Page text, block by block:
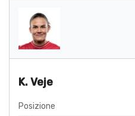
K. Veje
Posizione